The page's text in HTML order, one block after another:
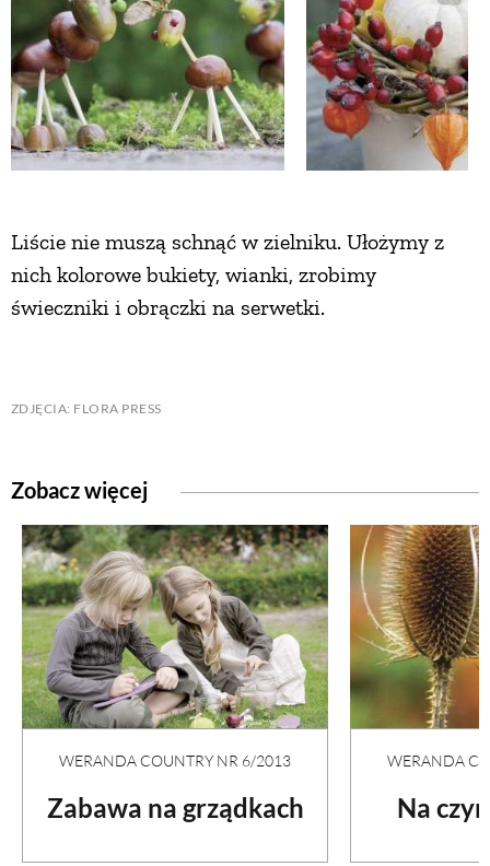
Liście nie muszą schnąć w zielniku. Ułożymy z
nich kolorowe bukiety, wianki, zrobimy
świeczniki i obrączki na serwetki.
ZDJĘCIA: FLORA PRESS
Zobacz więcej
WERANDA COUNTRY NR 6/2013
Zabawa na grządkach
WERANDA
Na
RĘKODZIEŁO
RZEMIOSŁO
ZRÓB TO SAM
ZUPY
DANIA GŁÓWNE
CIASTA I DESERY
PRZETWORY